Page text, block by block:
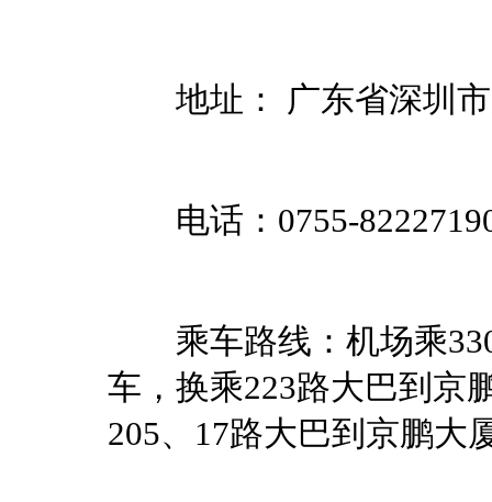
地址： 广东省深圳市
电话：0755-
乘车路线：机场乘330
车，换乘223路大巴到京
205、17路大巴到京鹏大